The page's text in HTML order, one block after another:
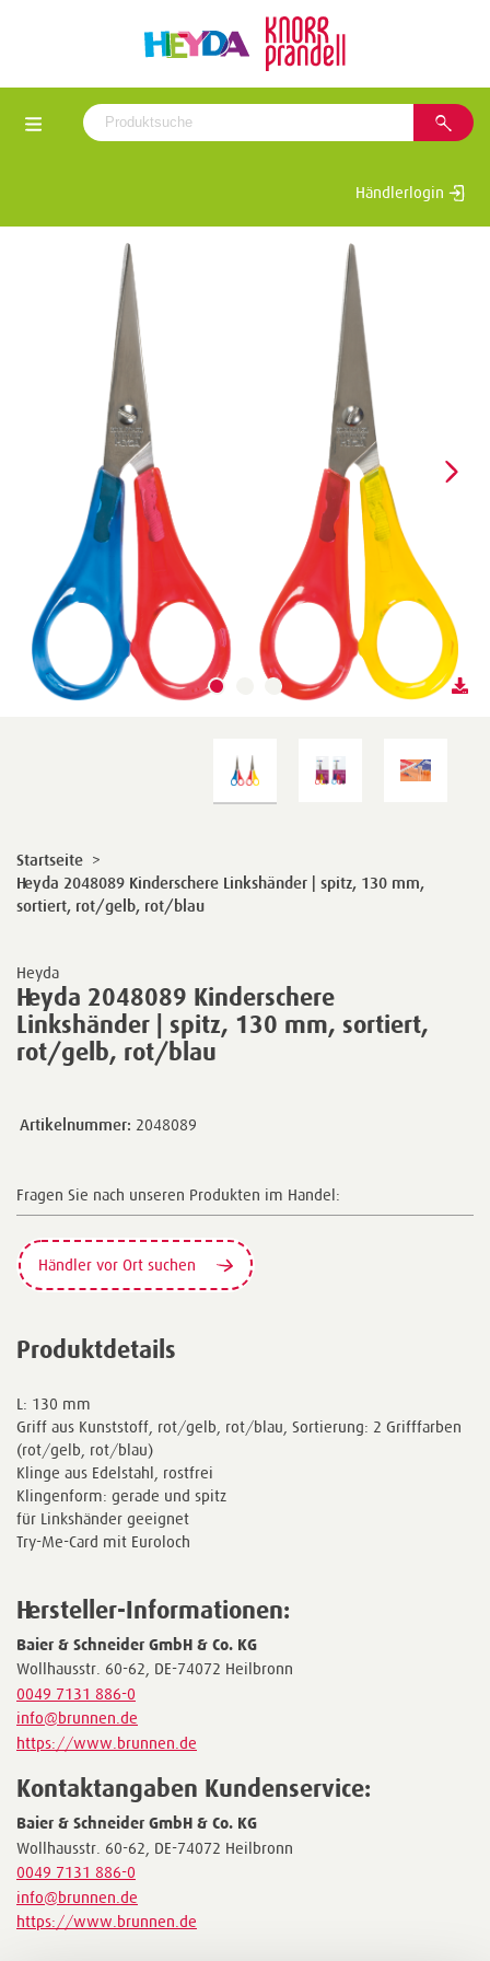
Händlerlogin
Heyda
Heyda 2048089 Kinderschere
Linkshänder | spitz, 130 mm, sortiert,
rot/gelb, rot/blau
Startseite >
Heyda 2048089 Kinderschere Linkshänder | spitz, 130 mm,
sortiert, rot/gelb, rot/blau
Artikelnummer: 2048089
Fragen Sie nach unseren Produkten im Handel:
Händler vor Ort suchen
Produktdetails
L: 130 mm
Griff aus Kunststoff, rot/gelb, rot/blau, Sortierung: 2 Grifffarben
(rot/gelb, rot/blau)
Klinge aus Edelstahl, rostfrei
Klingenform: gerade und spitz
für Linkshänder geeignet
Try-Me-Card mit Euroloch
Hersteller-Informationen:
Baier & Schneider GmbH & Co. KG
Wollhausstr. 60-62, DE-74072 Heilbronn
0049 7131 886-0
info@brunnen.de
https://www.brunnen.de
Kontaktangaben Kundenservice:
Baier & Schneider GmbH & Co. KG
Wollhausstr. 60-62, DE-74072 Heilbronn
0049 7131 886-0
info@brunnen.de
https://www.brunnen.de